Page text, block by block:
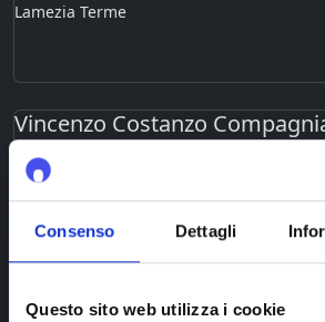
Consenso Dettagli
Questo sito web utilizza i cookie
Lamezia Terme
Vincenzo Costanzo
Il Tempio Delle Donne